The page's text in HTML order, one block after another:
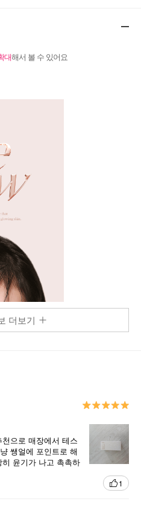
대해서 볼 수 있어요
더보기
으로 매장에서 테스
쌩얼에 포인트로 해
윤기가 나고 촉촉하
1